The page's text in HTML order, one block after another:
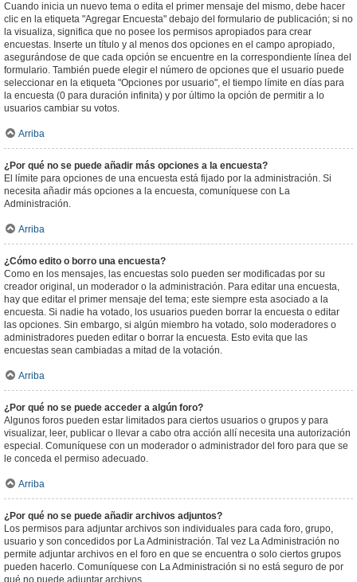
Cuando inicia un nuevo tema o edita el primer mensaje del mismo, debe hacer
clic en la etiqueta "Agregar Encuesta" debajo del formulario de publicación; si no
la visualiza, significa que no posee los permisos apropiados para crear
encuestas. Inserte un título y al menos dos opciones en el campo apropiado,
asegurándose de que cada opción se encuentre en la correspondiente línea del
formulario. También puede elegir el número de opciones que el usuario puede
seleccionar en la etiqueta "Opciones por usuario", el tiempo límite en días para
la encuesta (0 para duración infinita) y por último la opción de permitir a lo
usuarios cambiar su votos.
Arriba
¿Por qué no se puede añadir más opciones a la encuesta?
El límite para opciones de una encuesta está fijado por la administración. Si
necesita añadir más opciones a la encuesta, comuníquese con La
Administración.
Arriba
¿Cómo edito o borro una encuesta?
Como en los mensajes, las encuestas solo pueden ser modificadas por su
creador original, un moderador o la administración. Para editar una encuesta,
hay que editar el primer mensaje del tema; este siempre esta asociado a la
encuesta. Si nadie ha votado, los usuarios pueden borrar la encuesta o editar
las opciones. Sin embargo, si algún miembro ha votado, solo moderadores o
administradores pueden editar o borrar la encuesta. Esto evita que las
encuestas sean cambiadas a mitad de la votación.
Arriba
¿Por qué no se puede acceder a algún foro?
Algunos foros pueden estar limitados para ciertos usuarios o grupos y para
visualizar, leer, publicar o llevar a cabo otra acción allí necesita una autorización
especial. Comuníquese con un moderador o administrador del foro para que se
le conceda el permiso adecuado.
Arriba
¿Por qué no se puede añadir archivos adjuntos?
Los permisos para adjuntar archivos son individuales para cada foro, grupo,
usuario y son concedidos por La Administración. Tal vez La Administración no
permite adjuntar archivos en el foro en que se encuentra o solo ciertos grupos
pueden hacerlo. Comuníquese con La Administración si no está seguro de por
qué no puede adjuntar archivos.